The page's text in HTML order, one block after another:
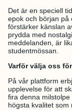
Det är en speciell
epok och början på
förstärker känslan
prydda med
meddelanden, är
studentmössan.
Varför välja oss
På vår plattform
upplevelse för att
fira denna
högsta kvalitet som